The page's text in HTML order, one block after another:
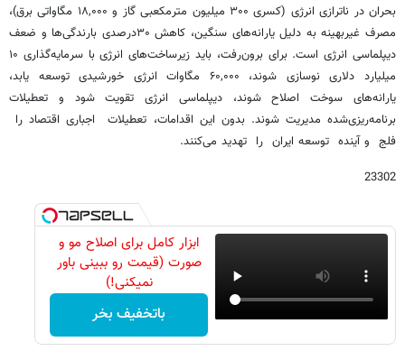
بحران در ناترازی انرژی (کسری ۳۰۰ میلیون مترمکعبی گاز و ۱۸,۰۰۰ مگاواتی برق)،
مصرف غیربهینه به دلیل یارانه‌های سنگین، کاهش ۳۰درصدی بارندگی‌ها و ضعف
دیپلماسی انرژی است. برای برون‌رفت، باید زیرساخت‌های انرژی با سرمایه‌گذاری ۱۰
میلیارد دلاری نوسازی شوند، ۶۰,۰۰۰ مگاوات انرژی خورشیدی توسعه یابد،
یارانه‌های سوخت اصلاح شوند، دیپلماسی انرژی تقویت شود و تعطیلات
برنامه‌ریزی‌شده مدیریت شوند. بدون این اقدامات، تعطیلات اجباری اقتصاد را
فلج و آینده توسعه ایران را تهدید می‌کنند.
23302
ابزار کامل برای اصلاح مو و
صورت (قیمت رو ببینی باور
نمیکنی!)
باتخفیف بخر